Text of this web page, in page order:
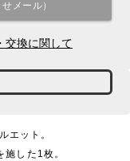
交換に関して
エット。
した1枚。